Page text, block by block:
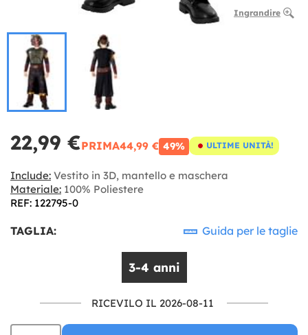
Ingrandire
22,99 €PRIMA44,99 € 49% ULTIME UNITÀ!
Include: Vestito in 3D, mantello e maschera
Materiale: 100% Poliestere
REF: 122795-0
TAGLIA: Guida per le taglie
3-4 anni
RICEVILO IL 2026-08-11